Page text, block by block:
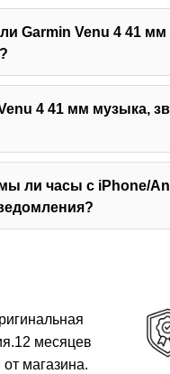
Garmin Venu 4 41 мм
4 41 мм музыка,
ли часы с iPhone/
месяцев
от магазина.